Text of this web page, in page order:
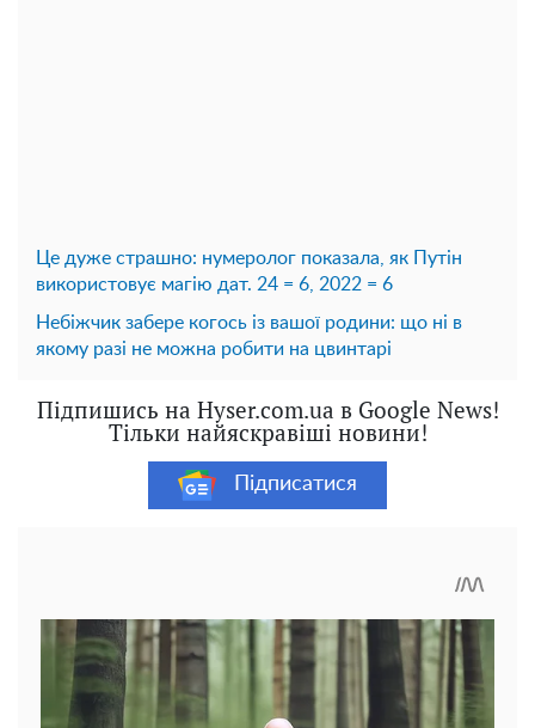
Це дуже страшно: нумеролог показала, як Путін
використовує магію дат. 24 = 6, 2022 = 6
Небіжчик забере когось із вашої родини: що ні в
якому разі не можна робити на цвинтарі
Підпишись на Hyser.com.ua в Google News!
Тільки найяскравіші новини!
Підписатися